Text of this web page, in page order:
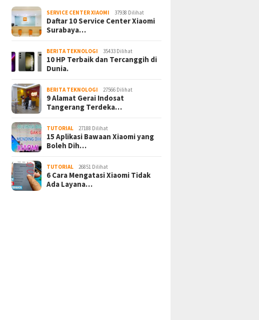
SERVICE CENTER XIAOMI 37938 Dilihat
Daftar 10 Service Center Xiaomi
Surabaya…
BERITA TEKNOLOGI 35433 Dilihat
10 HP Terbaik dan Tercanggih di
Dunia.
BERITA TEKNOLOGI 27566 Dilihat
9 Alamat Gerai Indosat
Tangerang Terdeka…
TUTORIAL 27188 Dilihat
15 Aplikasi Bawaan Xiaomi yang
Boleh Dih…
TUTORIAL 26851 Dilihat
6 Cara Mengatasi Xiaomi Tidak
Ada Layana…